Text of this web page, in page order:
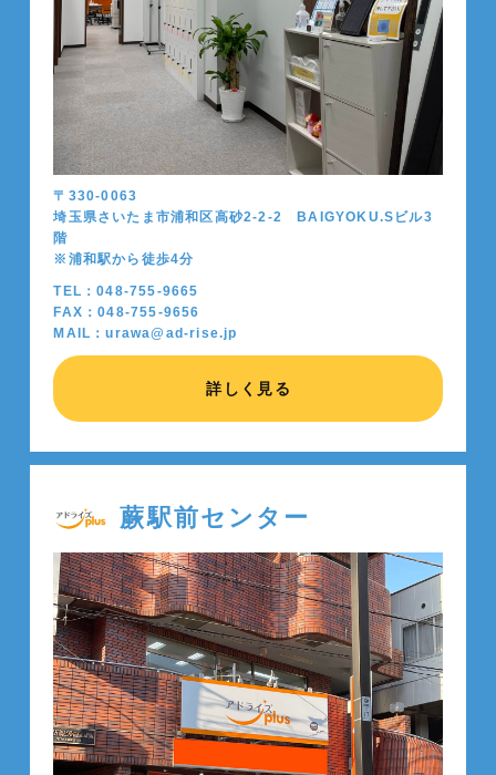
〒330-0063
埼玉県さいたま市浦和区高砂2-2-2 BAIGYOKU.Sビル3
階
※浦和駅から徒歩4分
TEL：048-755-9665
FAX：048-755-9656
MAIL：urawa@ad-rise.jp
詳しく見る
蕨駅前センター